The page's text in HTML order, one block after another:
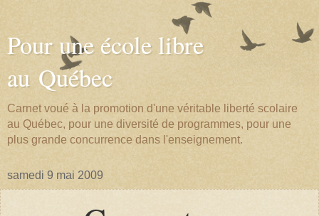
Pour une école libre
au Québec
Carnet voué à la promotion d'une véritable liberté scolaire
au Québec, pour une diversité de programmes, pour une
plus grande concurrence dans l'enseignement.
samedi 9 mai 2009